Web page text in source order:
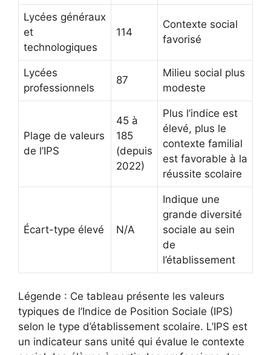
Lycées généraux
et
technologiques
114
Contexte social
favorisé
Lycées
professionnels
87
Milieu social plus
modeste
Plage de valeurs
de l’IPS
45 à
185
(depuis
2022)
Plus l’indice est
élevé, plus le
contexte familial
est favorable à la
réussite scolaire
Écart-type élevé N/A
Indique une
grande diversité
sociale au sein
de
l’établissement
Légende : Ce tableau présente les valeurs
typiques de l’Indice de Position Sociale (IPS)
selon le type d’établissement scolaire. L’IPS est
un indicateur sans unité qui évalue le contexte